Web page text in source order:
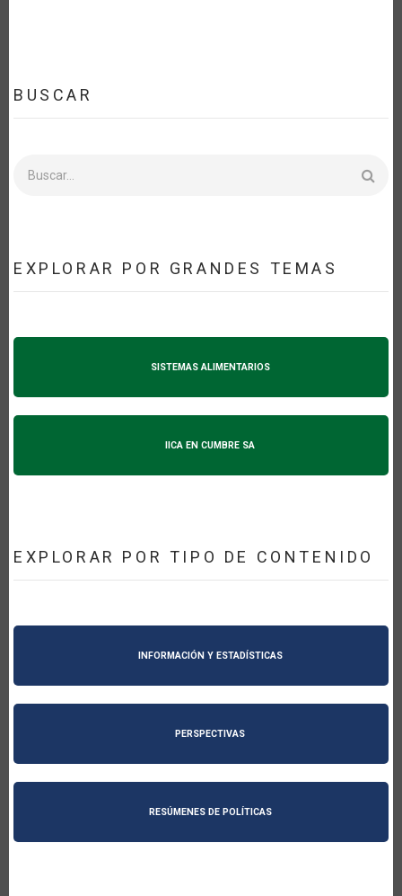
BUSCAR
EXPLORAR POR GRANDES TEMAS
SISTEMAS ALIMENTARIOS
IICA EN CUMBRE SA
EXPLORAR POR TIPO DE CONTENIDO
INFORMACIÓN Y ESTADÍSTICAS
PERSPECTIVAS
RESÚMENES DE POLÍTICAS